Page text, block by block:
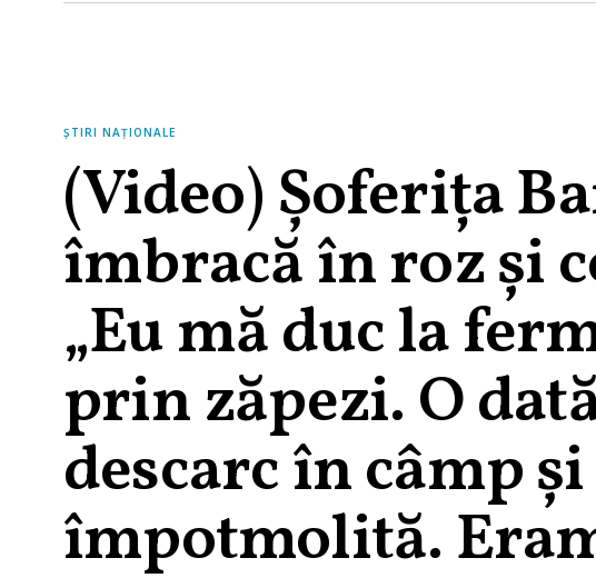
ȘTIRI NAȚIONALE
(Video) Șoferița
îmbracă în roz și
„Eu mă duc la
prin zăpezi. O
descarc în câmp
împotmolită.